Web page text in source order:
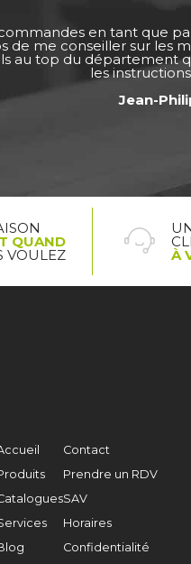
commandes en tant que
de me conseiller sur les
au top du département
les
Jean-
QUAND
VOULEZ À
Contact
Prendre un RDV
SAV
Horaires
Confidentialité